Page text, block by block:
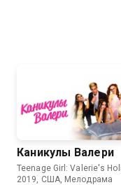
Каникулы Валери
Teenage Girl: Valerie's
2019, США, Мелодрама